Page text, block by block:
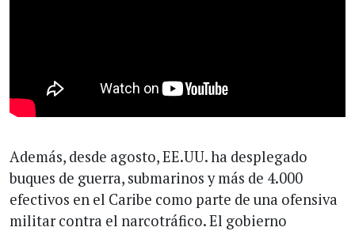
Además, desde agosto, EE.UU. ha desplegado
buques de guerra, submarinos y más de 4.000
efectivos en el Caribe como parte de una ofensiva
militar contra el narcotráfico. El gobierno